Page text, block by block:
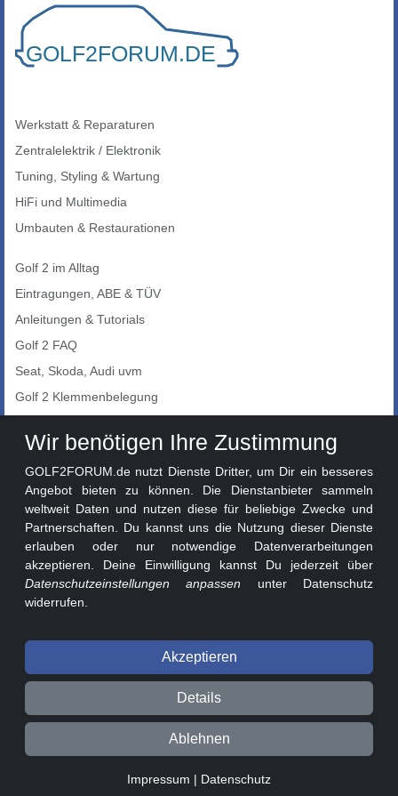
Werkstatt & Reparaturen
Zentralelektrik / Elektronik
Tuning, Styling & Wartung
HiFi und Multimedia
Umbauten & Restaurationen
Golf 2 im Alltag
Eintragungen, ABE & TÜV
Anleitungen & Tutorials
Golf 2 FAQ
Seat, Skoda, Audi uvm
Golf 2 Klemmenbelegung
Auto-Showroom
Golf 2 Lackcodes
Sonderversionen
Sonstige Marken
© 2026 GOLF2FORUM - Volkswagen Golf II Forum seit 2010 ❤️
Beitragsregeln Datenschutz Impressum
0.02s v3.1.1-241a130
Wir benötigen Ihre Zustimmung
GOLF2FORUM.de nutzt Dienste Dritter, um Dir ein besseres
Angebot bieten zu können. Die Dienstanbieter sammeln
weltweit Daten und nutzen diese für beliebige Zwecke und
Partnerschaften. Du kannst uns die Nutzung dieser Dienste
erlauben oder nur notwendige Datenverarbeitungen
akzeptieren. Deine Einwilligung kannst Du jederzeit über
Datenschutzeinstellungen anpassen unter Datenschutz
widerrufen.
Akzeptieren
Details
Ablehnen
Impressum | Datenschutz